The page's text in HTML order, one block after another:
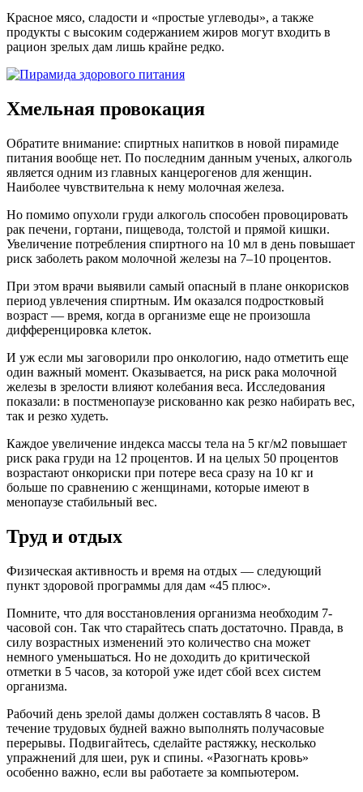
Красное мясо, сладости и «простые углеводы», а также
продукты с высоким содержанием жиров могут входить в
рацион зрелых дам лишь крайне редко.
Хмельная провокация
Обратите внимание: спиртных напитков в новой пирамиде
питания вообще нет. По последним данным ученых, алкоголь
является одним из главных канцерогенов для женщин.
Наиболее чувствительна к нему молочная железа.
Но помимо опухоли груди алкоголь способен провоцировать
рак печени, гортани, пищевода, толстой и прямой кишки.
Увеличение потребления спиртного на 10 мл в день повышает
риск заболеть раком молочной железы на 7–10 процентов.
При этом врачи выявили самый опасный в плане онкорисков
период увлечения спиртным. Им оказался подростковый
возраст — время, когда в организме еще не произошла
дифференцировка клеток.
И уж если мы заговорили про онкологию, надо отметить еще
один важный момент. Оказывается, на риск рака молочной
железы в зрелости влияют колебания веса. Исследования
показали: в постменопаузе рискованно как резко набирать вес,
так и резко худеть.
Каждое увеличение индекса массы тела на 5 кг/м2 повышает
риск рака груди на 12 процентов. И на целых 50 процентов
возрастают онкориски при потере веса сразу на 10 кг и
больше по сравнению с женщинами, которые имеют в
менопаузе стабильный вес.
Труд и отдых
Физическая активность и время на отдых — следующий
пункт здоровой программы для дам «45 плюс».
Помните, что для восстановления организма необходим 7-
часовой сон. Так что старайтесь спать достаточно. Правда, в
силу возрастных изменений это количество сна может
немного уменьшаться. Но не доходить до критической
отметки в 5 часов, за которой уже идет сбой всех систем
организма.
Рабочий день зрелой дамы должен составлять 8 часов. В
течение трудовых будней важно выполнять получасовые
перерывы. Подвигайтесь, сделайте растяжку, несколько
упражнений для шеи, рук и спины. «Разогнать кровь»
особенно важно, если вы работаете за компьютером.